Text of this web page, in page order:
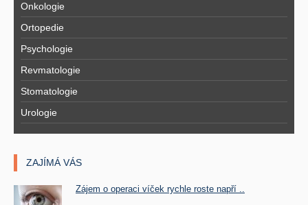
Onkologie
Ortopedie
Psychologie
Revmatologie
Stomatologie
Urologie
ZAJÍMÁ VÁS
Zájem o operaci víček rychle roste napří ..